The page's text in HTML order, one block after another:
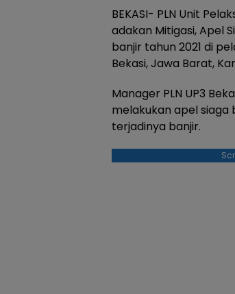
BEKASI- PLN Unit
adakan Mitigasi, Apel
banjir tahun 2021 di
Bekasi, Jawa Barat,
Manager PLN UP3
melakukan apel
terjadinya banjir.